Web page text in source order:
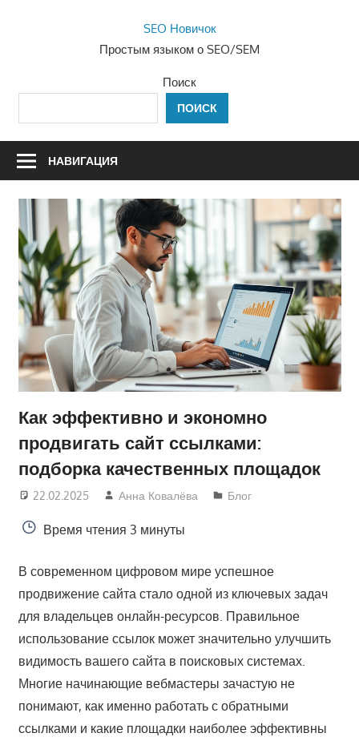
SEO Новичок
Простым языком о SEO/SEM
Поиск
ПОИСК
НАВИГАЦИЯ
Как эффективно и экономно
продвигать сайт ссылками:
подборка качественных площадок
22.02.2025 Анна Ковалёва Блог
Время чтения 3 минуты
В современном цифровом мире успешное
продвижение сайта стало одной из ключевых задач
для владельцев онлайн-ресурсов. Правильное
использование ссылок может значительно улучшить
видимость вашего сайта в поисковых системах.
Многие начинающие вебмастеры зачастую не
понимают, как именно работать с обратными
ссылками и какие площадки наиболее эффективны